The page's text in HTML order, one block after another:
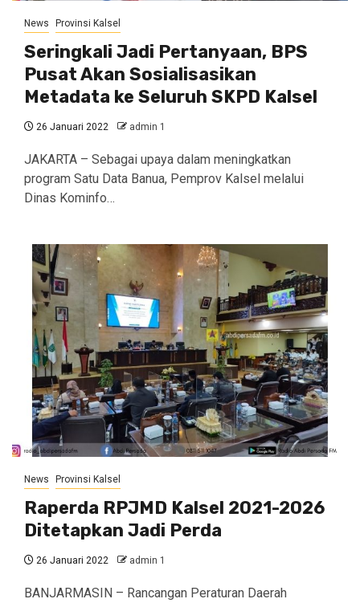
News Provinsi Kalsel
Seringkali Jadi Pertanyaan, BPS
Pusat Akan Sosialisasikan
Metadata ke Seluruh SKPD Kalsel
26 Januari 2022 admin 1
JAKARTA – Sebagai upaya dalam meningkatkan
program Satu Data Banua, Pemprov Kalsel melalui
Dinas Kominfo…
News Provinsi Kalsel
Raperda RPJMD Kalsel 2021-2026
Ditetapkan Jadi Perda
26 Januari 2022 admin 1
BANJARMASIN – Rancangan Peraturan Daerah